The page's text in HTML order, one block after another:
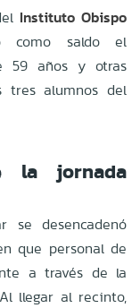
Instituto Obispo
como saldo el
59 años y otras
tres alumnos del
la jornada
se desencadenó
que personal de
a través de la
llegar al recinto,